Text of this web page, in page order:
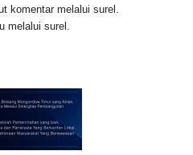
komentar melalui surel.
melalui surel.